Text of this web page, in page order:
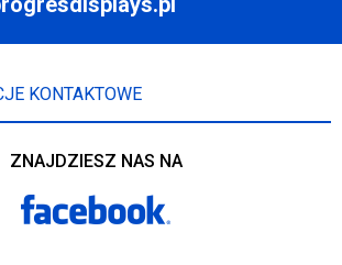
KONTAKTOWE
ZNAJDZIESZ NAS NA